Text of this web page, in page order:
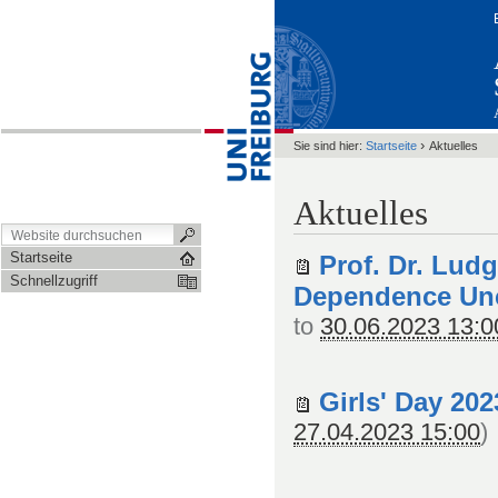
Startseite
Schnellzugriff
Sie sind hier: Startseite › Aktuelles
Aktuelles
Prof. Dr.
Dependence
to 30.06.2023
Girls' Day
27.04.2023 15:00)